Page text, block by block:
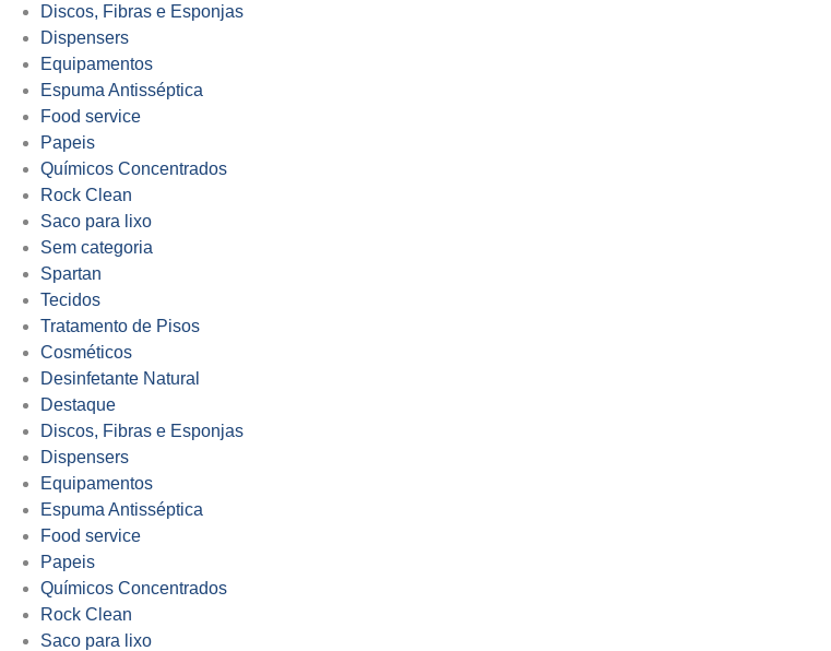
Discos, Fibras e Esponjas
Dispensers
Equipamentos
Espuma Antisséptica
Food service
Papeis
Químicos Concentrados
Rock Clean
Saco para lixo
Sem categoria
Spartan
Tecidos
Tratamento de Pisos
Cosméticos
Desinfetante Natural
Destaque
Discos, Fibras e Esponjas
Dispensers
Equipamentos
Espuma Antisséptica
Food service
Papeis
Químicos Concentrados
Rock Clean
Saco para lixo